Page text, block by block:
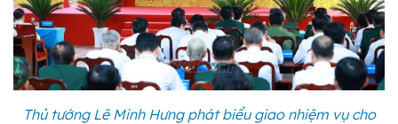
Thủ tướng Lê Minh Hưng phát biểu giao nhiệm vụ cho